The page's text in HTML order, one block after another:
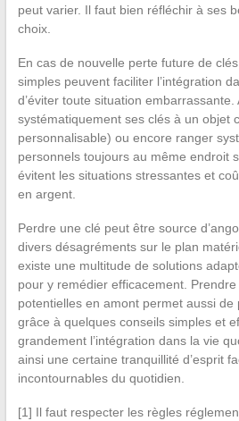
peut varier. Il faut bien réfléchir à ses
choix.
En cas de nouvelle perte future de
simples peuvent faciliter l’intégration
d’éviter toute situation embarrassante.
systématiquement ses clés à un objet
personnalisable) ou encore ranger
personnels toujours au même endroit
évitent les situations stressantes et
en argent.
Perdre une clé peut être source
divers désagréments sur le plan
existe une multitude de solutions
pour y remédier efficacement.
potentielles en amont permet aussi
grâce à quelques conseils simples et
grandement l’intégration dans la vie
ainsi une certaine tranquillité d’esprit
incontournables du quotidien.
[1] Il faut respecter les règles